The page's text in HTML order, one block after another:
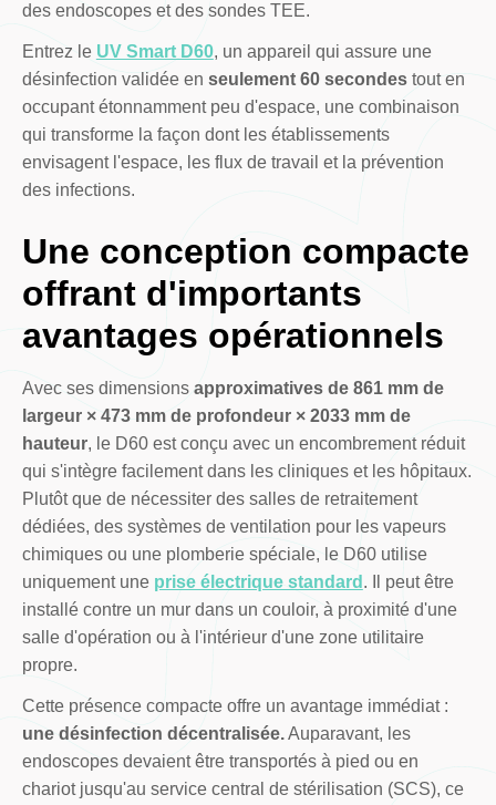
des endoscopes et des sondes TEE.
Entrez le UV Smart D60, un appareil qui assure une
désinfection validée en seulement 60 secondestout en
occupant étonnamment peu d'espace, une combinaison
qui transforme la façon dont les établissements
envisagent l'espace, les flux de travail et la prévention
des infections.
Une conception compacte
offrant d'importants
avantages opérationnels
Avec ses dimensions approximatives de 861 mm de
largeur × 473 mm de profondeur × 2033 mm de
hauteur, le D60 est conçu avec un encombrement réduit
qui s'intègre facilement dans les cliniques et les hôpitaux.
Plutôt que de nécessiter des salles de retraitement
dédiées, des systèmes de ventilation pour les vapeurs
chimiques ou une plomberie spéciale, le D60 utilise
uniquement une prise électrique standard . Il peut être
installé contre un mur dans un couloir, à proximité d'une
salle d'opération ou à l'intérieur d'une zone utilitaire
propre.
Cette présence compacte offre un avantage immédiat :
une désinfection décentralisée.Auparavant, les
endoscopes devaient être transportés à pied ou en
chariot jusqu'au service central de stérilisation (SCS), ce